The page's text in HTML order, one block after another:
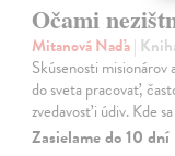
Očami
Mitanová Naďa|
Skúsenosti
do sveta pracovať,
zvedavosť i údiv. Kde
Zasielame do 10 dní